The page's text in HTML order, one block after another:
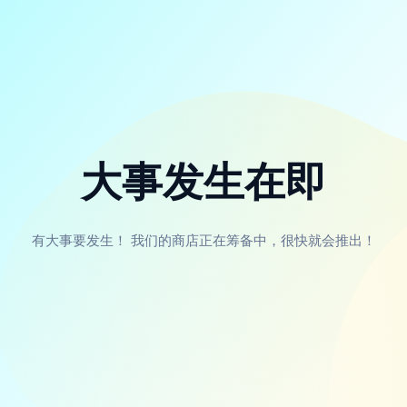
大事发生在即
有大事要发生！ 我们的商店正在筹备中，很快就会推出！